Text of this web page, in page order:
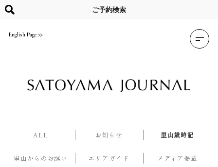
content
English Page
ご予約検索
ALL お知らせ 里山歳時記
里山からのお誘い エリアガイド メディア掲載